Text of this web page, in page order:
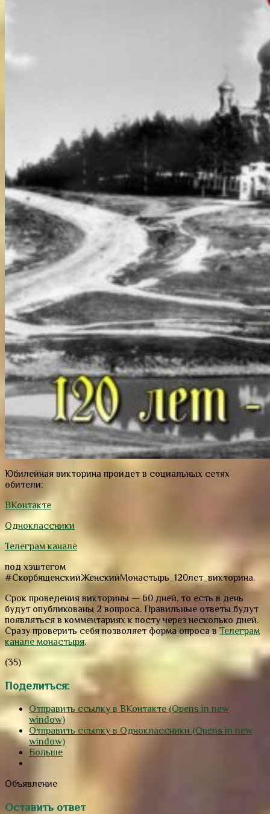
Юбилейная викторина пройдет в социальных сетях
обители:
ВКонтакте
Одноклассники
Телеграм канале
под хэштегом
#СкорбященскийЖенскийМонастырь_120лет_викторина.
Срок проведения викторины — 60 дней, то есть в день
будут опубликованы 2 вопроса. Правильные ответы будут
появляться в комментариях к посту через несколько дней.
Сразу проверить себя позволяет форма опроса вТелеграм
канале монастыря.
(35)
Поделиться:
Отправить ссылку в ВКонтакте (Opens in new
window)
Отправить ссылку в Одноклассники (Opens in new
window)
Больше
Объявление
Оставить ответ